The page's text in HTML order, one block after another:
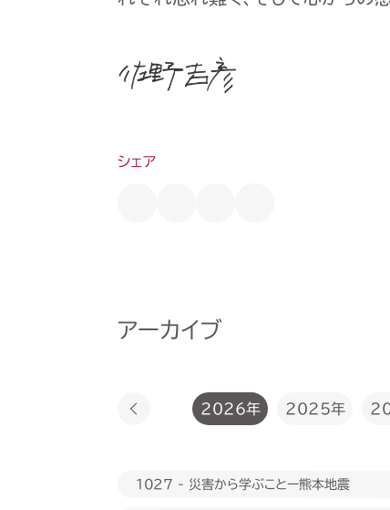
シェア
アーカイブ
2026年 2025年
1027 - 災害から学ぶことー熊本地震